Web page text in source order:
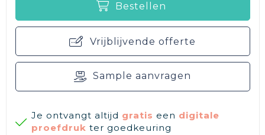
Bestellen
Vrijblijvende offerte
Sample aanvragen
Je ontvangt altijd gratis een digitale
proefdruk ter goedkeuring